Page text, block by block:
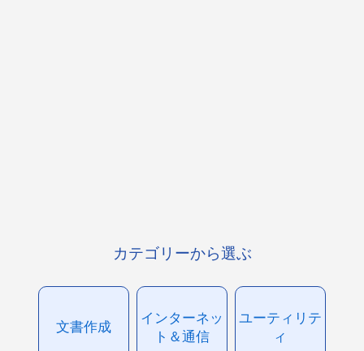
カテゴリーから選ぶ
文書作成
インターネッ
ト＆通信
ユーティリテ
ィ